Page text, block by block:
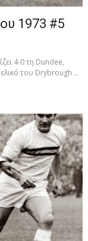
1973 #5
4-0 τη Dundee,
του Drybrough ...